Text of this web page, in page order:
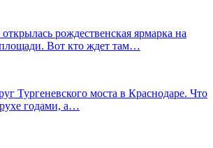
рождественская ярмарка на
Вот кто ждет там…
Тургеневского моста в Краснодаре. Что
годами, а…